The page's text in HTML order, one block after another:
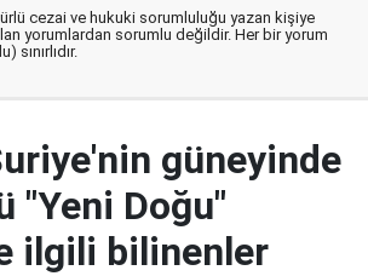
cezai ve hukuki sorumluluğu yazan kişiye
yorumlardan sorumlu değildir. Her bir yorum
sınırlıdır.
güneyinde
"Yeni Doğu"
ilgili bilinenler